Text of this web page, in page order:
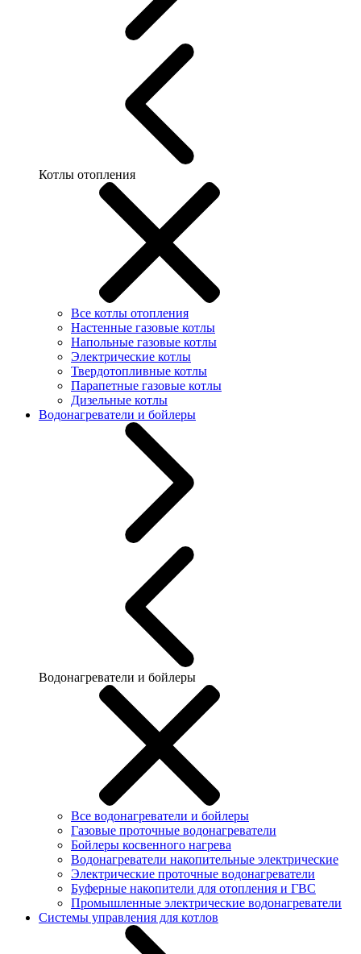
Котлы отопления
Все котлы отопления
Настенные газовые котлы
Напольные газовые котлы
Электрические котлы
Твердотопливные котлы
Парапетные газовые котлы
Дизельные котлы
Водонагреватели и бойлеры
Водонагреватели и бойлеры
Все водонагреватели и бойлеры
Газовые проточные водонагреватели
Бойлеры косвенного нагрева
Водонагреватели накопительные электрические
Электрические проточные водонагреватели
Буферные накопители для отопления и ГВС
Промышленные электрические водонагреватели
Системы управления для котлов